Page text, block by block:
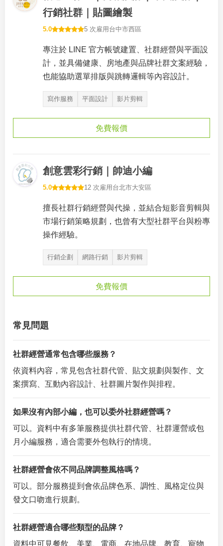
行銷社群｜貼圖繪製
5.0 5 次雇用 台中市西區
專注於 LINE 官方帳號建置、社群經營與平面設
計，並具備健康、房地產與品牌社群文案經驗，
也能協助選單排版與跳轉邏輯等內容設計。
寫作服務 平面設計 影片剪輯
免費報價
創意雲彩行銷｜帥迪小編
5.0 12 次雇用 台北市大安區
擅長社群行銷經營與代操，並結合短影音剪輯與
市場行銷策略規劃，也曾有大型社群平台與粉專
操作經驗。
行銷企劃 網路行銷 影片剪輯
免費報價
常見問題
社群經營通常包含哪些服務？
依資料內容，常見包含社群代管、貼文規劃與製作、文
案撰寫、互動內容設計、社群圖片製作與排程。
如果沒有內部小編，也可以委外社群經營嗎？
可以。資料中有多筆服務提供社群代管、社群運營或包
月小編服務，適合需要外包執行的情境。
社群經營會依不同品牌調整風格嗎？
可以。部分服務提到會依品牌色系、調性、風格定位與
發文口吻進行規劃。
社群經營適合哪些類型的品牌？
資料中可見餐飲、美業、電商、在地品牌、教育、寵物